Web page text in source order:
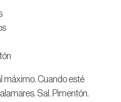
máximo. Cuando esté
Sal. Pimentón.